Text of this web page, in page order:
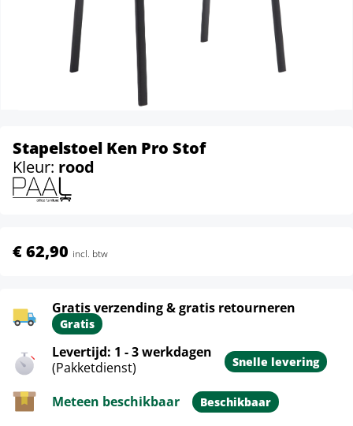
Stapelstoel Ken Pro Stof
Kleur: rood
€ 62,90 incl. btw
Gratis verzending & gratis retourneren
Gratis
Levertijd: 1 - 3 werkdagen
(Pakketdienst)
Snelle levering
Meteen beschikbaar Beschikbaar